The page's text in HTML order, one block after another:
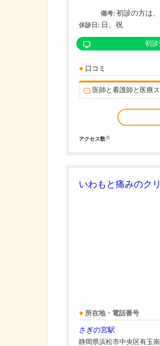
備考: 初診の方は
休診日: 日、祝
初診
口コミ
医師と看護師と医療
アクセス数※
いわもと痛みのク
所在地・電話番号
さぎの宮駅
静岡県浜松市中央区有玉